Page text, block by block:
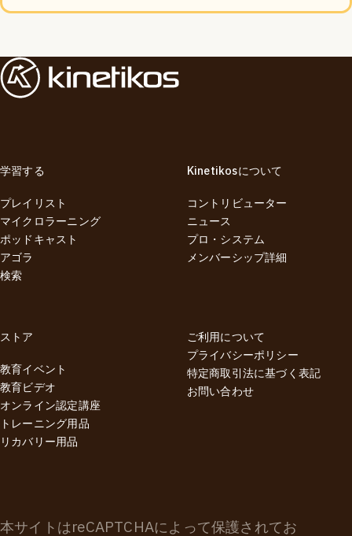
学習する
プレイリスト
マイクロラーニング
ポッドキャスト
アゴラ
検索
Kinetikosについて
コントリビューター
ニュース
プロ・システム
メンバーシップ詳細
ストア
教育イベント
教育ビデオ
オンライン認定講座
トレーニング用品
リカバリー用品
ご利用について
プライバシーポリシー
特定商取引法に基づく表記
お問い合わせ
本サイトはreCAPTCHAによって保護されてお